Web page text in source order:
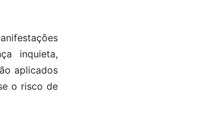
inquieta,
aplicados
o risco de